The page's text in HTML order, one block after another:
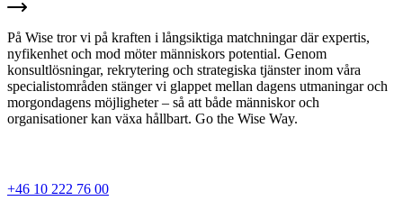
På Wise tror vi på kraften i långsiktiga matchningar där expertis,
nyfikenhet och mod möter människors potential. Genom
konsultlösningar, rekrytering och strategiska tjänster inom våra
specialistområden stänger vi glappet mellan dagens utmaningar och
morgondagens möjligheter – så att både människor och
organisationer kan växa hållbart. Go the Wise Way.
+46 10 222 76 00